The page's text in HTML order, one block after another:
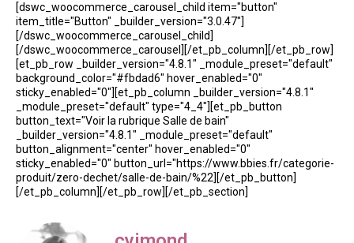
[dswc_woocommerce_carousel_child item="button"
item_title="Button" _builder_version="3.0.47"]
[/dswc_woocommerce_carousel_child]
[/dswc_woocommerce_carousel][/et_pb_column][/et_pb_row]
[et_pb_row _builder_version="4.8.1" _module_preset="default"
background_color="#fbdad6" hover_enabled="0"
sticky_enabled="0"][et_pb_column _builder_version="4.8.1"
_module_preset="default" type="4_4"][et_pb_button
button_text="Voir la rubrique Salle de bain"
_builder_version="4.8.1" _module_preset="default"
button_alignment="center" hover_enabled="0"
sticky_enabled="0" button_url="https://www.bbies.fr/categorie-
produit/zero-dechet/salle-de-bain/%22][/et_pb_button]
[/et_pb_column][/et_pb_row][/et_pb_section]